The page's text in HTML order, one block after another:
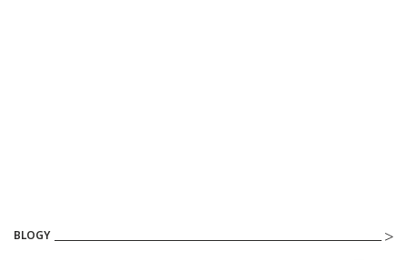
BLOGY